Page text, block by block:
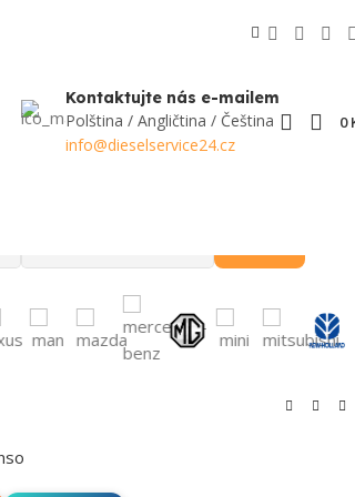
Kontaktujte nás e-mailem
Polština / Angličtina / Čeština
info@dieselservice24.cz
0